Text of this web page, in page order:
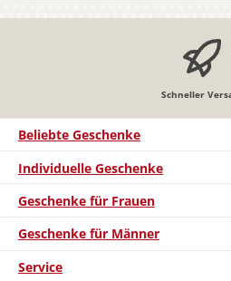
Schneller
Beliebte Geschenke
Individuelle Geschenke
Geschenke für Frauen
Geschenke für Männer
Service